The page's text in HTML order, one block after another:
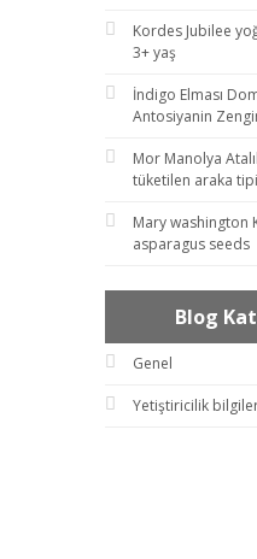
Kordes Jubilee
3+ yaş
İndigo Elması
Antosiyanin
Mor Manolya
tüketilen araka tipi
Mary washington
asparagus seeds
Blog
Genel
Yetiştiricilik